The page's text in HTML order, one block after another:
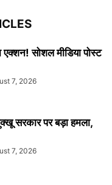
एक्शन! सोशल मीडिया पोस्ट
7, 2026
सरकार पर बड़ा हमला,
7, 2026